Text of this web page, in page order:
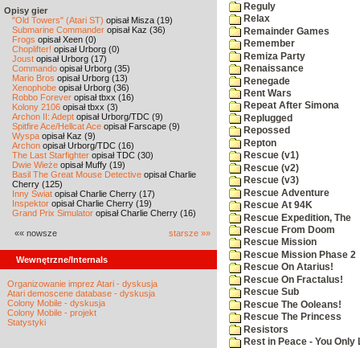
Opisy gier
"Old Towers" (Atari ST) opisał Misza (19)
Submarine Commander opisał Kaz (36)
Frogs opisał Xeen (0)
Choplifter! opisał Urborg (0)
Joust opisał Urborg (17)
Commando opisał Urborg (35)
Mario Bros opisał Urborg (13)
Xenophobe opisał Urborg (36)
Robbo Forever opisał tbxx (16)
Kolony 2106 opisał tbxx (3)
Archon II: Adept opisał Urborg/TDC (9)
Spitfire Ace/Hellcat Ace opisał Farscape (9)
Wyspa opisał Kaz (9)
Archon opisał Urborg/TDC (16)
The Last Starfighter opisał TDC (30)
Dwie Wieże opisał Muffy (19)
Basil The Great Mouse Detective opisał Charlie
Cherry (125)
Inny Świat opisał Charlie Cherry (17)
Inspektor opisał Charlie Cherry (19)
Grand Prix Simulator opisał Charlie Cherry (16)
«« nowsze starsze »»
Wewnętrzne/Internals
Organizowanie imprez Atari - dyskusja
Atari demoscene database - dyskusja
Colony Mobile - dyskusja
Colony Mobile - projekt
Statystyki
Reguly
Relax
Remainder Games
Remember
Remiza Party
Renaissance
Renegade
Rent Wars
Repeat After Simona
Replugged
Repossed
Repton
Rescue (v1)
Rescue (v2)
Rescue (v3)
Rescue Adventure
Rescue At 94K
Rescue Expedition, The
Rescue From Doom
Rescue Mission
Rescue Mission Phase 2
Rescue On Atarius!
Rescue On Fractalus!
Rescue Sub
Rescue The Ooleans!
Rescue The Princess
Resistors
Rest in Peace - You Only